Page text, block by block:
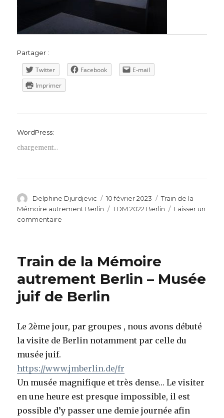
Partager :
Twitter Facebook
E-mail
Imprimer
WordPress:
chargement…
Auteur
Delphine Djurdjevic
Publié
le
10 février 2023 Catégories
Train de la
Mémoire autrement Berlin
Étiquettes
TDM 2022 Berlin
Laisser un
commentaire
Mémoire
Berlin
Les
de
Train de la Mémoire
autrement Berlin – Musée
juif de Berlin
Le 2ème jour, par groupes , nous avons débuté
la visite de Berlin notamment par celle du
musée juif.
https://www.jmberlin.de/fr
Un musée magnifique et très dense… Le visiter
en une heure est presque impossible, il est
possible d’y passer une demie journée afin